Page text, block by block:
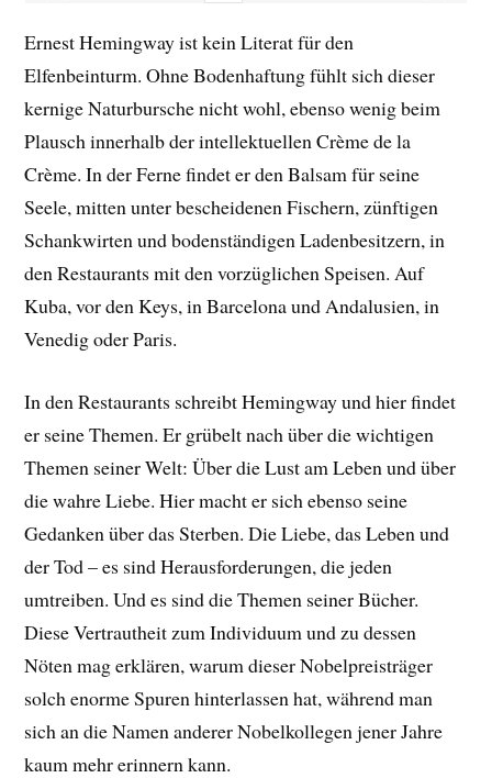
Ernest Hemingway ist kein Literat für den
Elfenbeinturm. Ohne Bodenhaftung fühlt sich dieser
kernige Naturbursche nicht wohl, ebenso wenig beim
Plausch innerhalb der intellektuellen Crème de la
Crème. In der Ferne findet er den Balsam für seine
Seele, mitten unter bescheidenen Fischern, zünftigen
Schankwirten und bodenständigen Ladenbesitzern, in
den Restaurants mit den vorzüglichen Speisen. Auf
Kuba, vor den Keys, in Barcelona und Andalusien, in
Venedig oder Paris.
In den Restaurants schreibt Hemingway und hier findet
er seine Themen. Er grübelt nach über die wichtigen
Themen seiner Welt: Über die Lust am Leben und über
die wahre Liebe. Hier macht er sich ebenso seine
Gedanken über das Sterben. Die Liebe, das Leben und
der Tod – es sind Herausforderungen, die jeden
umtreiben. Und es sind die Themen seiner Bücher.
Diese Vertrautheit zum Individuum und zu dessen
Nöten mag erklären, warum dieser Nobelpreisträger
solch enorme Spuren hinterlassen hat, während man
sich an die Namen anderer Nobelkollegen jener Jahre
kaum mehr erinnern kann.